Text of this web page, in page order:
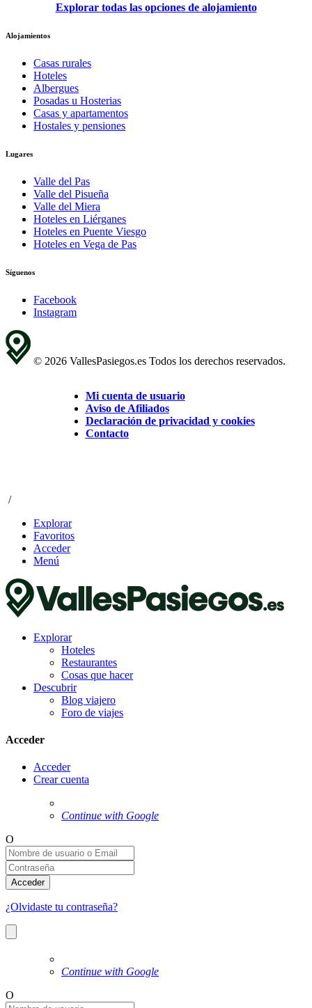
Explorar todas las opciones de alojamiento
Alojamientos
Casas rurales
Hoteles
Albergues
Posadas u Hosterias
Casas y apartamentos
Hostales y pensiones
Lugares
Valle del Pas
Valle del Pisueña
Valle del Miera
Hoteles en Liérganes
Hoteles en Puente Viesgo
Hoteles en Vega de Pas
Síguenos
Facebook
Instagram
© 2026 VallesPasiegos.es Todos los derechos reservados.
Mi cuenta de usuario
Aviso de Afiliados
Declaración de privacidad y cookies
Contacto
/
Explorar
Favoritos
Acceder
Menú
Explorar
Hoteles
Restaurantes
Cosas que hacer
Descubrir
Blog viajero
Foro de viajes
Acceder
Acceder
Crear cuenta
Continue with Google
O
Acceder
¿Olvidaste tu contraseña?
Continue with Google
O